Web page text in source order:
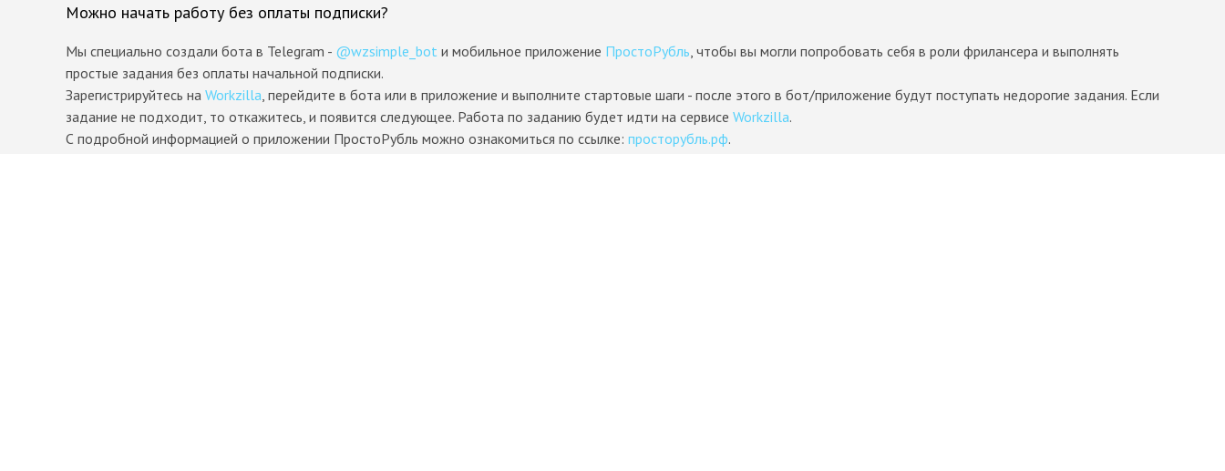
Можно начать работу без оплаты подписки?
Мы специально создали бота в Telegram - @wzsimple_bot и мобильное приложение ПростоРубль, чтобы вы могли попробовать себя в роли фрилансера и выполнять
простые задания без оплаты начальной подписки.
Зарегистрируйтесь на Workzilla, перейдите в бота или в приложение и выполните стартовые шаги - после этого в бот/приложение будут поступать недорогие задания. Если
задание не подходит, то откажитесь, и появится следующее. Работа по заданию будет идти на сервисе Workzilla.
С подробной информацией о приложении ПростоРубль можно ознакомиться по ссылке: просторубль.рф.